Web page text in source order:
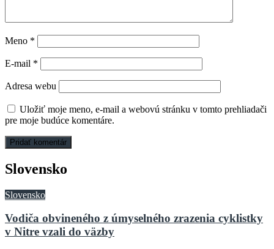
Meno *
E-mail *
Adresa webu
Uložiť moje meno, e-mail a webovú stránku v tomto prehliadači
pre moje budúce komentáre.
Slovensko
Slovensko
Vodiča obvineného z úmyselného zrazenia cyklistky
v Nitre vzali do väzby